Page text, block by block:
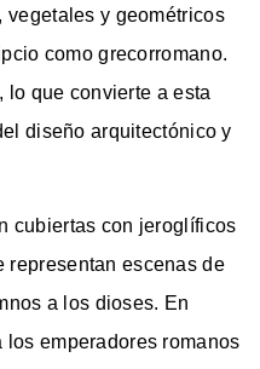
vegetales y geométricos
como grecorromano.
lo que convierte a esta
diseño arquitectónico y
cubiertas con jeroglíficos
representan escenas de
a los dioses. En
emperadores romanos